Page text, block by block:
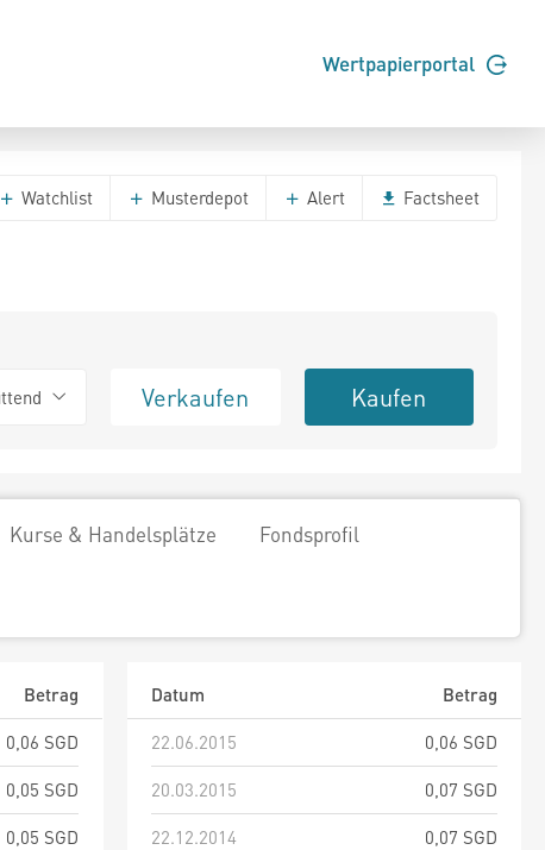
Wertpapierportal
Watchlist Musterdepot Alert Factsheet
Verkaufen Kaufen
Kurse & Handelsplätze Fondsprofil
Betrag
0,06 SGD
0,05 SGD
0,05 SGD
Datum
Betrag
22.06.2015
0,06 SGD
20.03.2015
0,07 SGD
22.12.2014
0,07 SGD